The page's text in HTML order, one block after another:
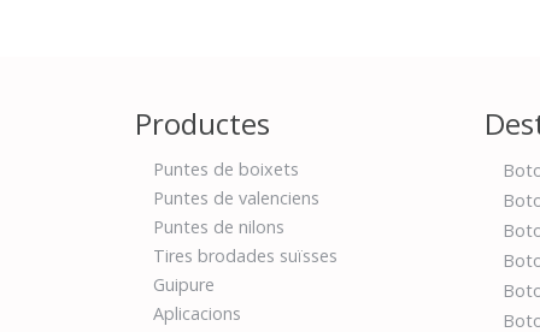
Productes
Puntes de boixets
Puntes de valenciens
Puntes de nilons
Tires brodades suïsses
Guipure
Aplicacions